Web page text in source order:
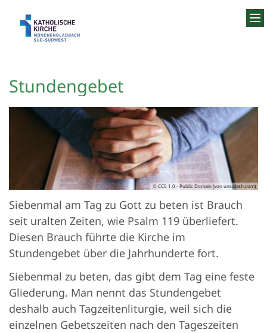
Stundengebet
© CC0 1.0 - Public Domain (von unsplash.com)
Siebenmal am Tag zu Gott zu beten ist Brauch
seit uralten Zeiten, wie Psalm 119 überliefert.
Diesen Brauch führte die Kirche im
Stundengebet über die Jahrhunderte fort.
Siebenmal zu beten, das gibt dem Tag eine feste
Gliederung. Man nennt das Stundengebet
deshalb auch Tagzeitenliturgie, weil sich die
einzelnen Gebetszeiten nach den Tageszeiten